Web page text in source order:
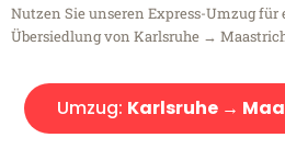
Nutzen Sie unseren Express-Umzug
Übersiedlung von Karlsruhe →
Umzug: Karlsruhe →